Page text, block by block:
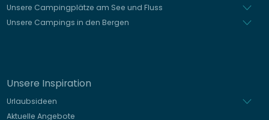
Unsere Campingplätze am See und Fluss
Unsere Campings in den Bergen
Unsere Inspiration
Urlaubsideen
Aktuelle Angebote